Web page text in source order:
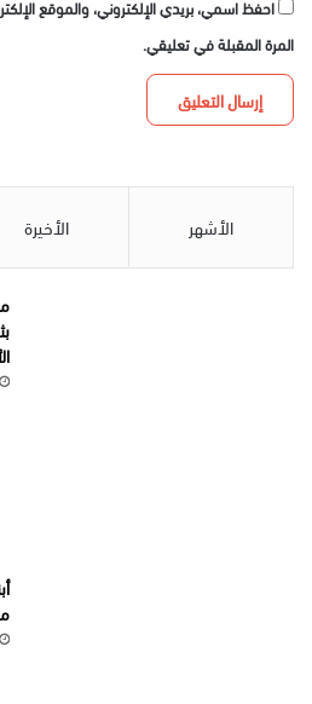
احفظ اسمي، بريدي الإلكتروني، والموقع
المرة المقبلة في تعليقي.
الأشهر الأخيرة